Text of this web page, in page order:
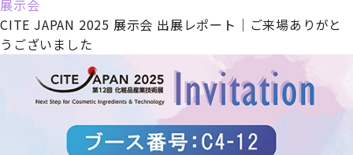
展示会
CITE JAPAN 2025 展示会 出展レポート｜ご来場ありがと
うございました